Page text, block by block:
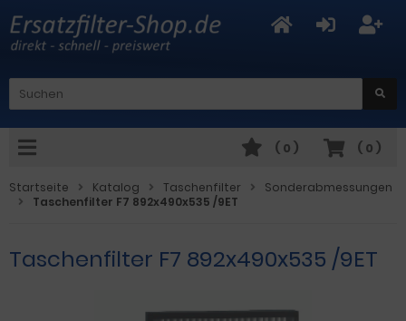
( 0 )
( 0 )
Startseite Katalog Taschenfilter
Sonderabmessungen
Taschenfilter F7 892x490x535 /9ET
Taschenfilter F7 892x490x535 /9ET